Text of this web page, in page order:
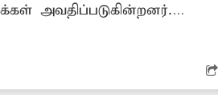
அவதிப்படுகின்றனர்.
அதிகாரிகள் நடவடிக்கை